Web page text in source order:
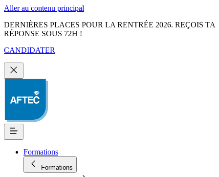
Aller au contenu principal
DERNIÈRES PLACES POUR LA RENTRÉE 2026. REÇOIS TA
RÉPONSE SOUS 72H !
CANDIDATER
Formations
Formations